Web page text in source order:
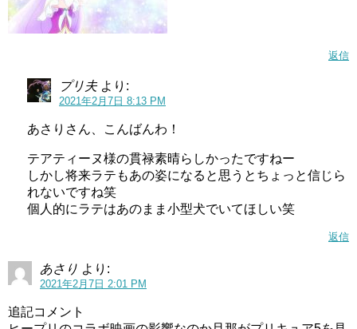
返信
プリ夫 より:
2021年2月7日 8:13 PM
あさりさん、こんばんわ！
テアティーヌ様の貫禄素晴らしかったですねー
しかし将来ラテもあの姿になると思うとちょっと信じら
れないですね笑
個人的にラテはあのまま小型犬でいてほしい笑
返信
あさり より:
2021年2月7日 2:01 PM
追記コメント